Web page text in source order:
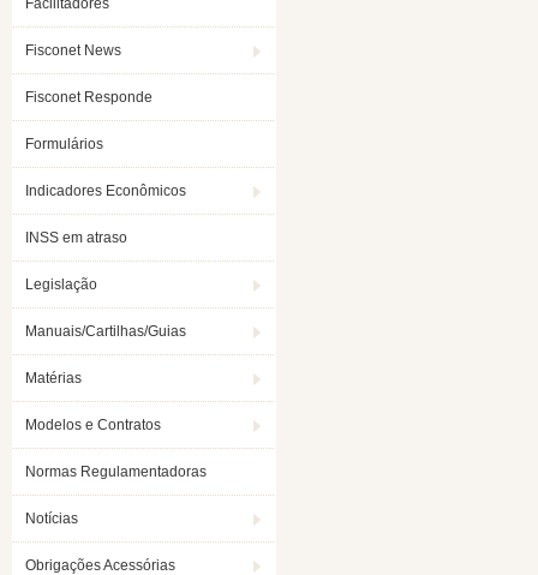
Facilitadores
Fisconet News
Fisconet Responde
Formulários
Indicadores Econômicos
INSS em atraso
Legislação
Manuais/Cartilhas/Guias
Matérias
Modelos e Contratos
Normas Regulamentadoras
Notícias
Obrigações Acessórias